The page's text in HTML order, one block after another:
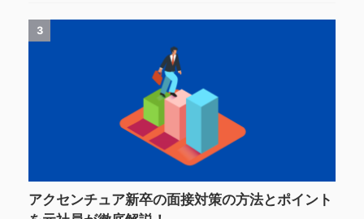
3
アクセンチュア新卒の面接対策の方法とポイント